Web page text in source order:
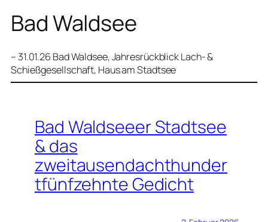
Bad Waldsee
– 31.01.26 Bad Waldsee, Jahresrückblick Lach- &
Schießgesellschaft, Haus am Stadtsee
Bad Waldseeer Stadtsee
& das
zweitausendachthunder
tfünfzehnte Gedicht